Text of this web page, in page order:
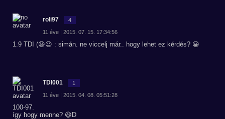
roli97 4
11 éve | 2015. 07. 15. 17:34:56
1.9 TDI (😆😉 : simán. ne viccelj már.. hogy lehet ez kérdés? 😀
TDI001 1
11 éve | 2015. 04. 08. 05:51:28
100-97.
így hogy menne? 😃D